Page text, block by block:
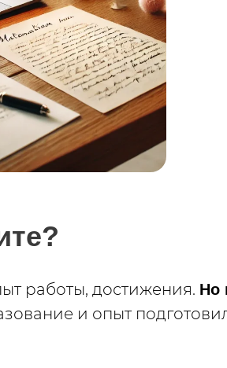
работы, достижения. Но
и опыт